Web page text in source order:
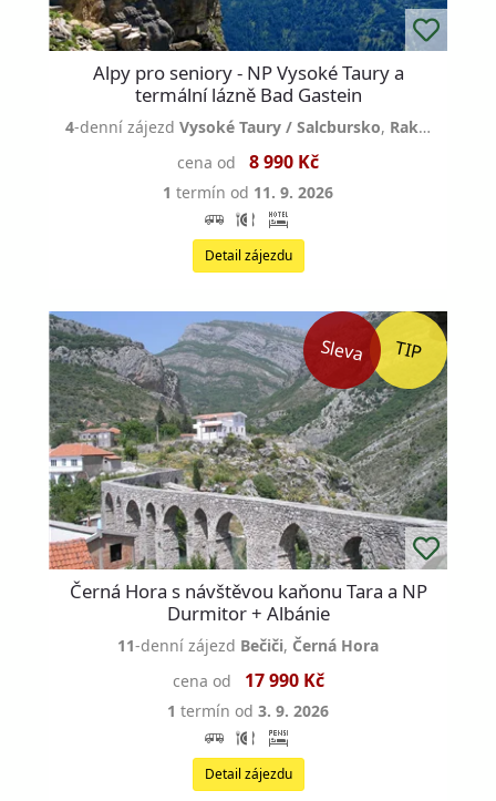
Alpy pro seniory - NP Vysoké Taury a
termální lázně Bad Gastein
4-denní zájezd Vysoké Taury / Salcbursko, Rakousko
cena od
8 990 Kč
1 termín od 11. 9. 2026
Detail zájezdu
Černá Hora s návštěvou kaňonu Tara a NP
Durmitor + Albánie
11-denní zájezd Bečiči, Černá Hora
cena od
17 990 Kč
1 termín od 3. 9. 2026
Detail zájezdu